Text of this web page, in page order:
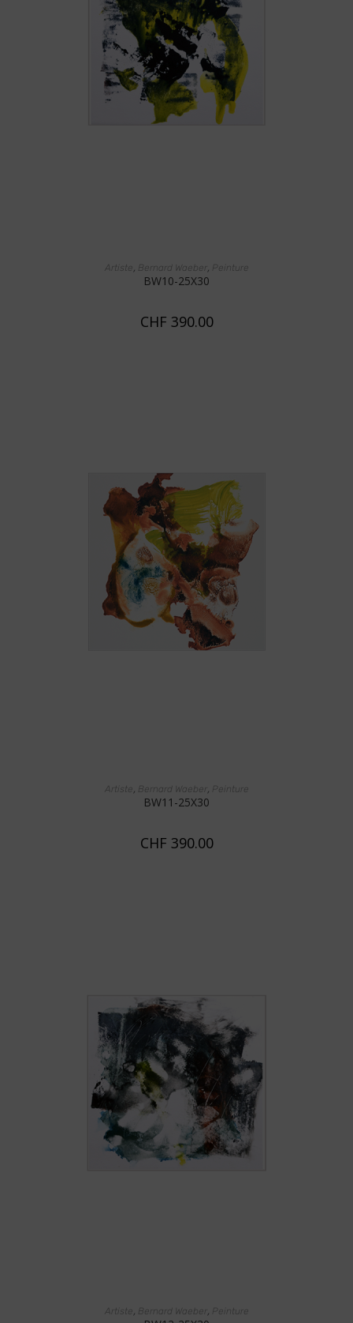
AJOUTER AU PANIER
Artiste, Bernard Waeber , Peinture
BW10-25X30
CHF 390.00
AJOUTER AU PANIER
Artiste, Bernard Waeber , Peinture
BW11-25X30
CHF 390.00
AJOUTER AU PANIER
Artiste, Bernard Waeber , Peinture